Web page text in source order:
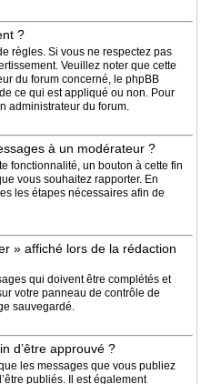
?
règles. Si vous ne respectez pas
Veuillez noter que cette
du forum concerné, le phpBB
ce qui est appliqué ou non. Pour
administrateur du forum.
à un modérateur ?
fonctionnalité, un bouton à cette fin
vous souhaitez rapporter. En
les étapes nécessaires afin de
» affiché lors de la rédaction
qui doivent être complétés et
votre panneau de contrôle de
sauvegardé.
d’être approuvé ?
les messages que vous publiez
publiés. Il est également